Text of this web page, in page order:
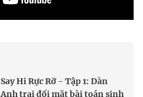
Say Hi Rực Rỡ - Tập 1: Dàn
Anh trai đối mặt bài toán sinh